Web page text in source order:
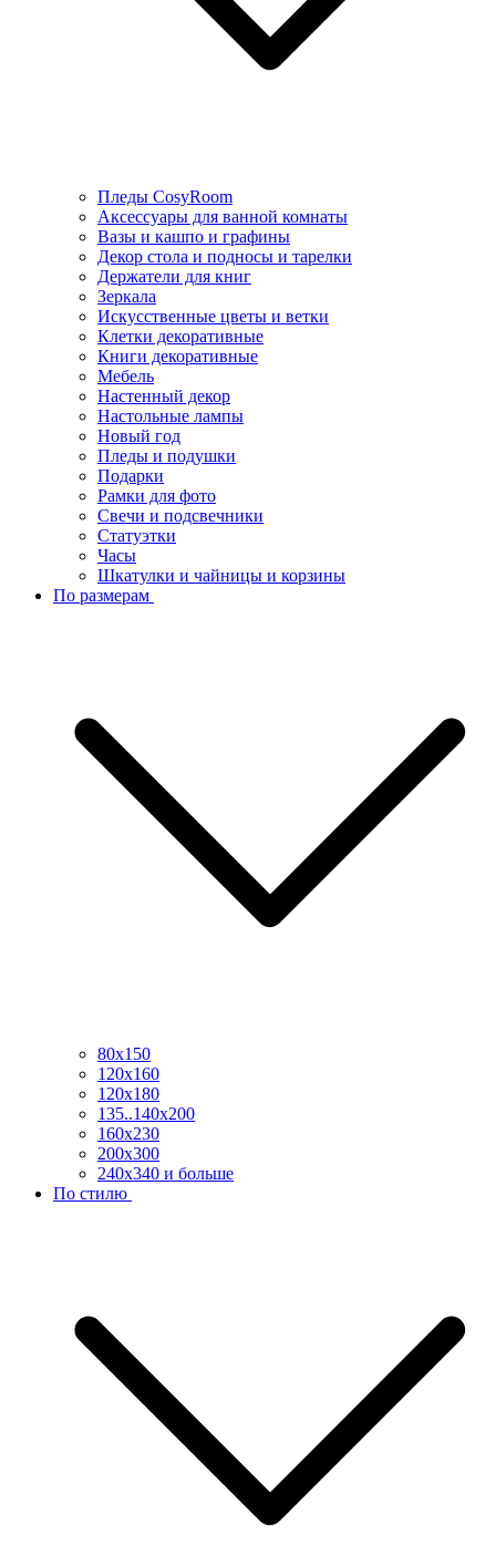
Пледы CosyRoom
Аксессуары для ванной комнаты
Вазы и кашпо и графины
Декор стола и подносы и тарелки
Держатели для книг
Зеркала
Искусcтвенные цветы и ветки
Клетки декоративные
Книги декоративные
Мебель
Настенный декор
Настольные лампы
Новый год
Пледы и подушки
Подарки
Рамки для фото
Свечи и подсвечники
Статуэтки
Часы
Шкатулки и чайницы и корзины
По размерам
80х150
120х160
120х180
135..140х200
160х230
200х300
240х340 и больше
По стилю